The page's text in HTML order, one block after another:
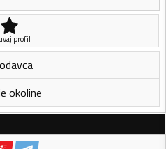
profil
okoline